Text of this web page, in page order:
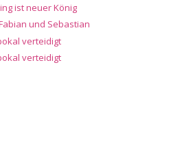
ist neuer König
und Sebastian
verteidigt
verteidigt